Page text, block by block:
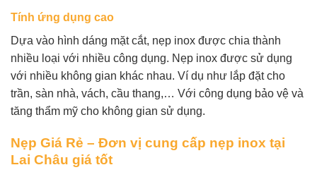
Tính ứng dụng cao
Dựa vào hình dáng mặt cắt, nẹp inox được chia thành
nhiều loại với nhiều công dụng. Nẹp inox được sử dụng
với nhiều không gian khác nhau. Ví dụ như lắp đặt cho
trần, sàn nhà, vách, cầu thang,… Với công dụng bảo vệ và
tăng thẩm mỹ cho không gian sử dụng.
Nẹp Giá Rẻ – Đơn vị cung cấp nẹp inox tại
Lai Châu giá tốt